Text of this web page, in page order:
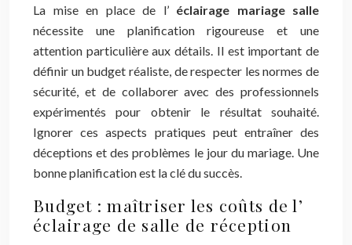
La mise en place de l’ éclairage mariage salle
nécessite une planification rigoureuse et une
attention particulière aux détails. Il est important de
définir un budget réaliste, de respecter les normes de
sécurité, et de collaborer avec des professionnels
expérimentés pour obtenir le résultat souhaité.
Ignorer ces aspects pratiques peut entraîner des
déceptions et des problèmes le jour du mariage. Une
bonne planification est la clé du succès.
Budget : maîtriser les coûts de l’
éclairage de salle de réception